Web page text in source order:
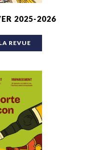
2025-2026
REVUE